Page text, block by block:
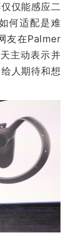
仅能感应二
何适配是难
友在Palmer
主动表示并
人期待和想